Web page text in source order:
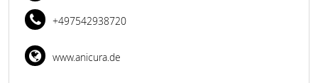
+497542938720
www.anicura.de